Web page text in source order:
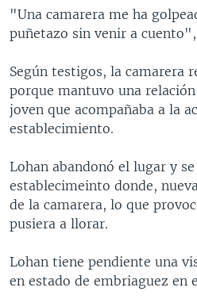
Salte
COLOMBIA
PERÚ
ECUADOR
BRASIL
COSTA RICA
GUATEMALA
HONDURAS
OTRAS SECCIONES
LIBERTAD DE PRENSA
MUNDO
ENTRETENIMIENTO Y CULTURA
TECNOLOGÍA
DEPORTES
CIENCIA Y SALUD
LIBERTAD DE PRENSA
UCRANIA
VIDEOS
FOTOGRAFÍA
AUDIOS
PROGRAMAS TV
EL MUNDO AL DÍA
FORO INTERAMERICANO
VISIÓN 360
LAS CLAVES
RADIO
AVANCE INFORMATIVO
AUDIONOTICIAS
BUENOS DÍAS AMÉRICA
DIRECT
DOCUMENTALES DE LA VOA
"Una camarera me ha
puñetazo sin venir a
Según testigos, la camarera
porque mantuvo una
joven que acompañaba a la
establecimiento.
Lohan abandonó el lugar y
establecimeinto donde,
de la camarera, lo que
pusiera a llorar.
Lohan tiene pendiente una
en estado de embriaguez en